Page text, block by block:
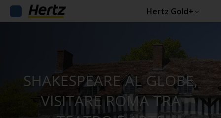
Hertz Gold+
SHAKESPEARE AL GLOBE,
VISITARE ROMA TRA